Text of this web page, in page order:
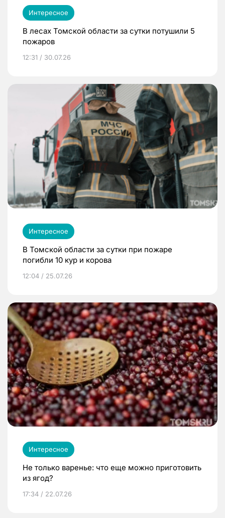
Интересное
В лесах Томской области за сутки потушили 5
пожаров
12:31 / 30.07.26
Интересное
В Томской области за сутки при пожаре
погибли 10 кур и корова
12:04 / 25.07.26
Интересное
Не только варенье: что еще можно приготовить
из ягод?
17:34 / 22.07.26